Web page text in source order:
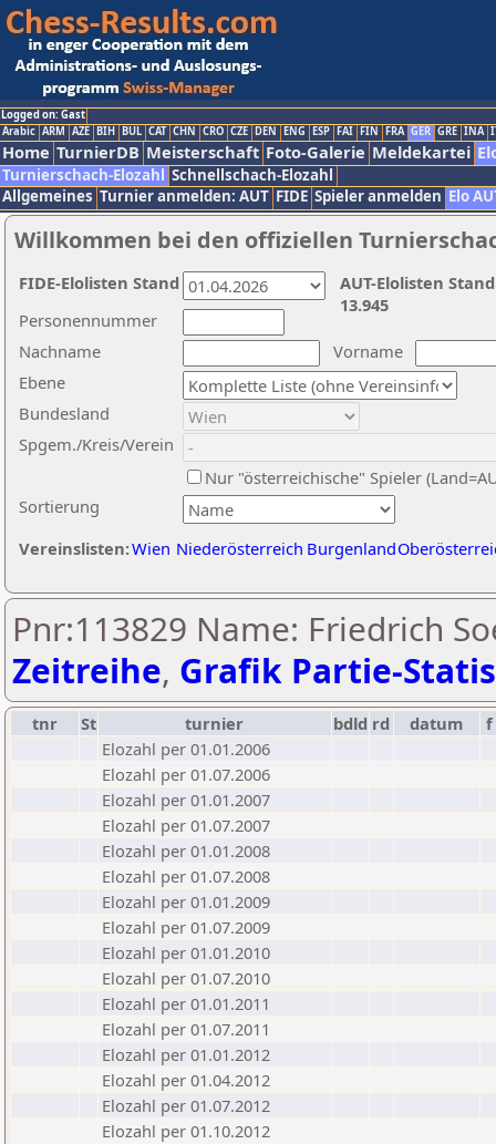
Logged on: Gast
Arabic ARM AZE BIH BUL CAT CHN CRO CZE DEN ENG ESP FAI FIN FRA GER GRE INA
Home TurnierDB Meisterschaft Foto-Galerie Meldekartei
Turnierschach-Elozahl Schnellschach-Elozahl
Allgemeines Turnier anmelden: AUT FIDE Spieler anmelden Elo
Willkommen bei den offiziellen
Nachname
Vorname
Ebene
Sortierung
Personennummer
Bundesland
Spgem./Kreis/Verein
Nur "österreichische" Spieler
Vereinslisten:Wien Niederösterreich Burgenland
AUT-Elolisten
13.945
FIDE-Elolisten Stand
Pnr:113829 Name: Friedrich
Zeitreihe, Grafik Partie-
tnr St turnier bdld rd datum
f
Elozahl per 01.01.2006
Elozahl per 01.07.2006
Elozahl per 01.01.2007
Elozahl per 01.07.2007
Elozahl per 01.01.2008
Elozahl per 01.07.2008
Elozahl per 01.01.2009
Elozahl per 01.07.2009
Elozahl per 01.01.2010
Elozahl per 01.07.2010
Elozahl per 01.01.2011
Elozahl per 01.07.2011
Elozahl per 01.01.2012
Elozahl per 01.04.2012
Elozahl per 01.07.2012
Elozahl per 01.10.2012